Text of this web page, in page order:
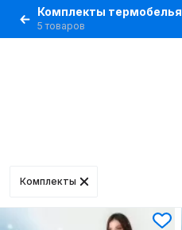
Комплекты термобелья
5 товаров
Комплекты